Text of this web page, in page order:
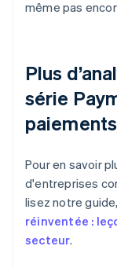
même pas
Plus
série
Pour en savoir
d'entreprises
lisez notre guide,
réinventée :
secteur.